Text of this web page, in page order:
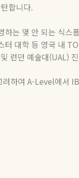
합니다.
하는 몇 안 되는 식스
터 대학 등 영국 내
런던 예술대(UAL)
하여 A-Level에서 IB